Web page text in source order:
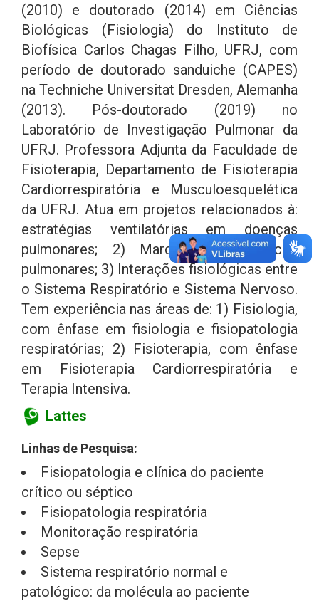
(2010) e doutorado (2014) em Ciências
Biológicas (Fisiologia) do Instituto de
Biofísica Carlos Chagas Filho, UFRJ, com
período de doutorado sanduiche (CAPES)
na Techniche Universitat Dresden, Alemanha
(2013). Pós-doutorado (2019) no
Laboratório de Investigação Pulmonar da
UFRJ. Professora Adjunta da Faculdade de
Fisioterapia, Departamento de Fisioterapia
Cardiorrespiratória e Musculoesquelética
da UFRJ. Atua em projetos relacionados à:
estratégias ventilatórias em doenças
pulmonares; 2) Marcadores biológicos
pulmonares; 3) Interações fisiológicas entre
o Sistema Respiratório e Sistema Nervoso.
Tem experiência nas áreas de: 1) Fisiologia,
com ênfase em fisiologia e fisiopatologia
respiratórias; 2) Fisioterapia, com ênfase
em Fisioterapia Cardiorrespiratória e
Terapia Intensiva.
Lattes
Linhas de Pesquisa:
Fisiopatologia e clínica do paciente
crítico ou séptico
Fisiopatologia respiratória
Monitoração respiratória
Sepse
Sistema respiratório normal e
patológico: da molécula ao paciente